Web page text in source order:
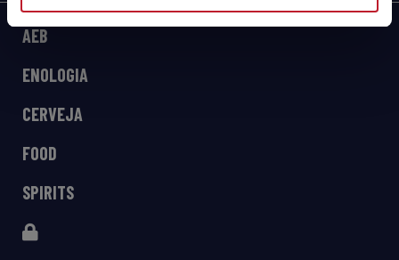
AEB
ENOLOGIA
CERVEJA
FOOD
SPIRITS